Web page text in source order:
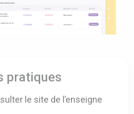
pratiques
le site de l’enseigne